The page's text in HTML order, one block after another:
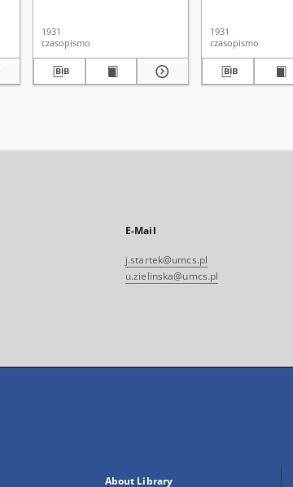
1931
czasopismo
1931
czasopismo
E-Mail
j.startek@umcs.pl
u.zielinska@umcs.pl
About Library